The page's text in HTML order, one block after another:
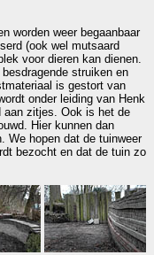
worden weer begaanbaar
(ook wel mutsaard
voor dieren kan dienen.
struiken en
is gestort van
onder leiding van Henk
aan zitjes. Ook is het de
Hier kunnen dan
We hopen dat de tuinweer
bezocht en dat de tuin zo